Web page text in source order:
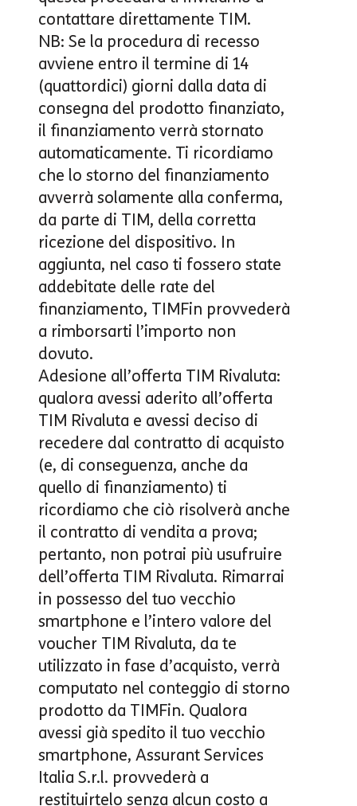
contattare direttamente TIM.
NB: Se la procedura di recesso
avviene entro il termine di 14
(quattordici) giorni dalla data di
consegna del prodotto finanziato,
il finanziamento verrà stornato
automaticamente. Ti ricordiamo
che lo storno del finanziamento
avverrà solamente alla conferma,
da parte di TIM, della corretta
ricezione del dispositivo. In
aggiunta, nel caso ti fossero state
addebitate delle rate del
finanziamento, TIMFin provvederà
a rimborsarti l’importo non
dovuto.
Adesione all’offerta TIM Rivaluta:
qualora avessi aderito all’offerta
TIM Rivaluta e avessi deciso di
recedere dal contratto di acquisto
(e, di conseguenza, anche da
quello di finanziamento) ti
ricordiamo che ciò risolverà anche
il contratto di vendita a prova;
pertanto, non potrai più usufruire
dell’offerta TIM Rivaluta. Rimarrai
in possesso del tuo vecchio
smartphone e l’intero valore del
voucher TIM Rivaluta, da te
utilizzato in fase d’acquisto, verrà
computato nel conteggio di storno
prodotto da TIMFin. Qualora
avessi già spedito il tuo vecchio
smartphone, Assurant Services
Italia S.r.l. provvederà a
restituirtelo senza alcun costo a